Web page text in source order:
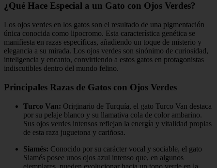
¿Qué Hace Especial a un Gato con Ojos Verdes?
Los ojos verdes en los gatos son el resultado de una pigmentación
única conocida como lipocromo. Esta característica genética se
manifiesta en razas específicas, añadiendo un toque de misterio y
elegancia a su mirada. Los ojos verdes son sinónimo de curiosidad,
inteligencia y encanto, convirtiendo a estos gatos en protagonistas
indiscutibles dentro del mundo felino.
Principales Razas de Gatos con Ojos Verdes
Turco Van: Originario de Turquía, el gato Turco Van destaca
por su pelaje blanco y su llamativa cola de color ambarino.
Sus ojos verdes intensos reflejan la energía y vitalidad propias
de esta raza juguetona y cariñosa.
Siamés: Conocido por su carácter vocal y sociable, el gato
Siamés posee unos ojos azul intenso que, en algunos
ejemplares, pueden evolucionar hacia un tono verde en la